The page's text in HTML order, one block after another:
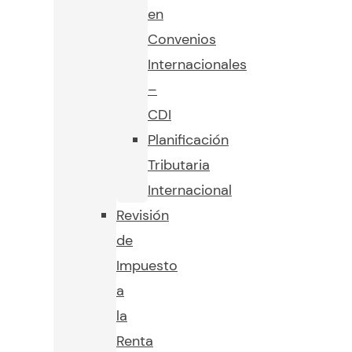
en
Convenios
Internacionales
–
CDI
Planificación
Tributaria
Internacional
Revisión
de
Impuesto
a
la
Renta